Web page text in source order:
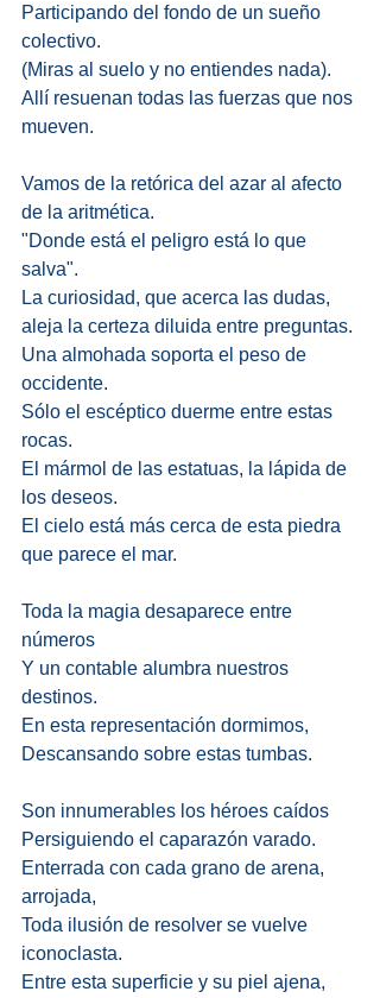
Participando del fondo de un sueño
colectivo.
(Miras al suelo y no entiendes nada).
Allí resuenan todas las fuerzas que nos
mueven.
Vamos de la retórica del azar al afecto
de la aritmética.
"Donde está el peligro está lo que
salva".
La curiosidad, que acerca las dudas,
aleja la certeza diluida entre preguntas.
Una almohada soporta el peso de
occidente.
Sólo el escéptico duerme entre estas
rocas.
El mármol de las estatuas, la lápida de
los deseos.
El cielo está más cerca de esta piedra
que parece el mar.
Toda la magia desaparece entre
números
Y un contable alumbra nuestros
destinos.
En esta representación dormimos,
Descansando sobre estas tumbas.
Son innumerables los héroes caídos
Persiguiendo el caparazón varado.
Enterrada con cada grano de arena,
arrojada,
Toda ilusión de resolver se vuelve
iconoclasta.
Entre esta superficie y su piel ajena,